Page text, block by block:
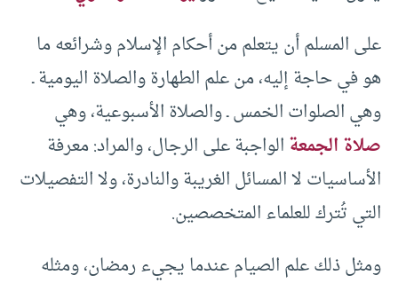
على المسلم أن يتعلم من أحكام الإسلام وشرائعه ما
هو في حاجة إليه، من علم الطهارة والصلاة اليومية ـ
وهي الصلوات الخمس ـ والصلاة الأسبوعية، وهي
صلاة الجمعةالواجبة على الرجال، والمراد: معرفة
الأساسيات لا المسائل الغريبة والنادرة، ولا التفصيلات
التي تُترك للعلماء المتخصصين.
ومثل ذلك علم الصيام عندما يجيء رمضان، ومثله